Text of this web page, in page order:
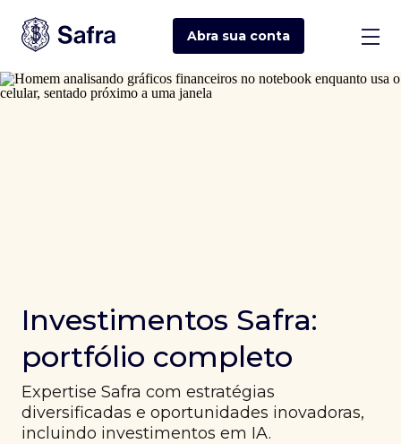
Abra sua conta
Investimentos Safra:
portfólio completo
Expertise Safra com estratégias
diversificadas e oportunidades inovadoras,
incluindo investimentos em IA.